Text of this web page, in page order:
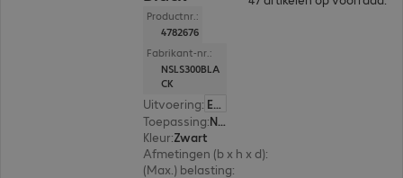
Productnr.:
4782676
Fabrikant-nr.:
NSLS300BLA
CK
Uitvoering: Europa
Toepassing: Notebook
Kleur:Zwart
Afmetingen (b x h x d):
(Max.) belasting: